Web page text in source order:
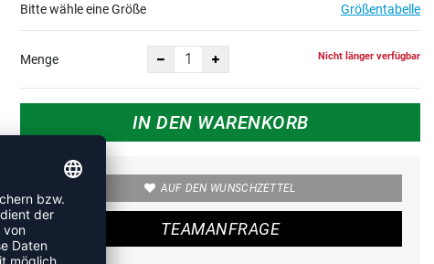
Bitte wähle eine Größe
Größentabelle
Menge Nicht länger verfügbar
IN DEN WARENKORB
AUF DEN WUNSCHZETTEL
TEAMANFRAGE